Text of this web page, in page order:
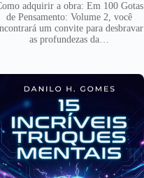
adquirir a obra: Em 100 Gotas
de Pensamento: Volume 2, você
um convite para desbravar
as profundezas da…